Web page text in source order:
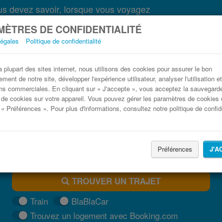
DE CONFIDENTIALITÉ
Politique de confidentialité
plupart des sites internet, nous utilisons des cookies pour assurer le bon
de notre site, développer l'expérience utilisateur, analyser l'utilisation
commerciales. En cliquant sur « J'accepte », vous acceptez la
cookies sur votre appareil. Vous pouvez gérer les paramètres de cookies
Préférences ». Pour plus d'informations, consultez notre politique de
Préférences
devez savoir, lorsque vous voyagez
de Bordeaux-Mérignac (BOD) Orléans
Trouvez votre billet de bus moins cher
TROUVER UN TRAJET
Train
BlaBlaCar
Trouvez un logement avec Booking.com